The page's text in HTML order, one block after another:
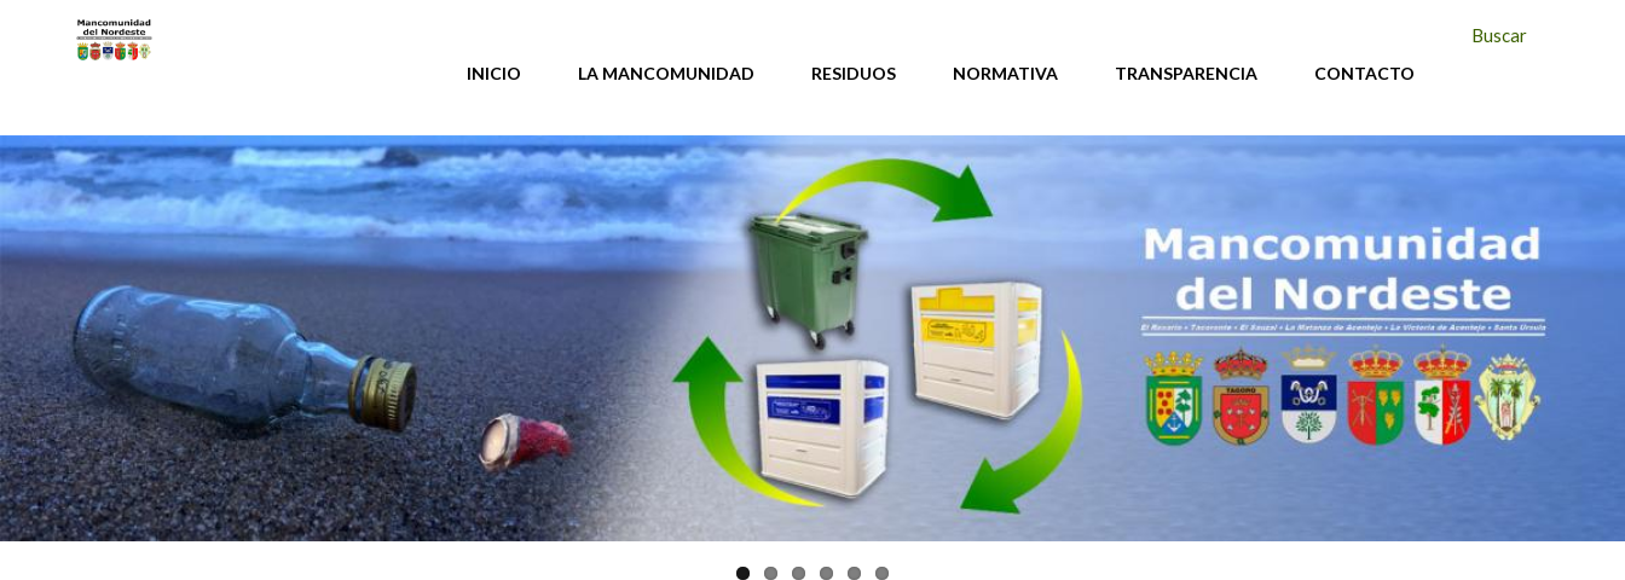
Buscar
INICIO LA MANCOMUNIDAD RESIDUOS NORMATIVA TRANSPARENCIA CONTACTO